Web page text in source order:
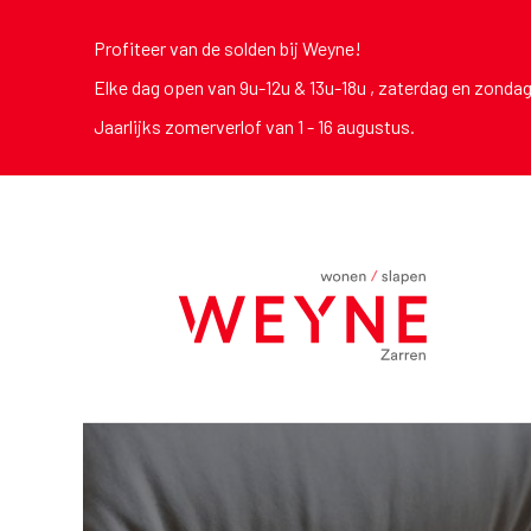
Profiteer van de solden bij Weyne!
Elke dag open van 9u-12u & 13u-18u , zaterdag en
Jaarlijks zomerverlof van 1 - 16 augustus.